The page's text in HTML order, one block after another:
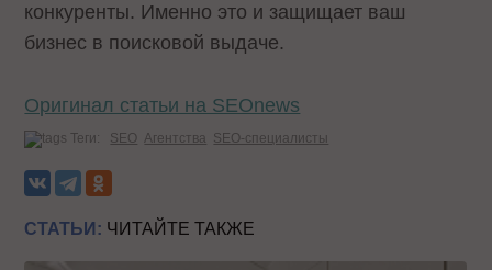
конкуренты. Именно это и защищает ваш
бизнес в поисковой выдаче.
Оригинал статьи на SEOnews
Теги: SEO Агентства SEO-специалисты
СТАТЬИ: ЧИТАЙТЕ ТАКЖЕ